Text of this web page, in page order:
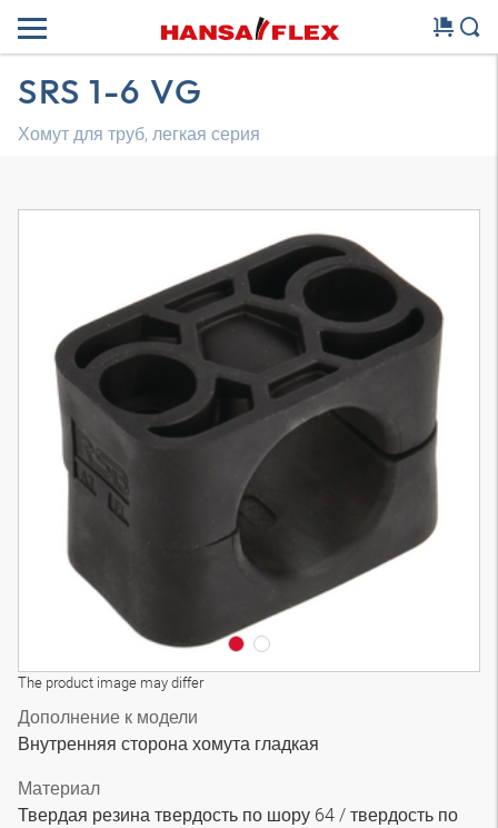
SRS 1-6 VG
Хомут для труб, легкая серия
The product image may differ
Дополнение к модели
Внутренняя сторона хомута гладкая
Материал
Твердая резина твердость по шору 64 / твердость по